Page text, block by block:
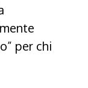
per chi